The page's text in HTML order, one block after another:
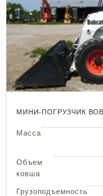
МИНИ-ПОГРУЗЧИК
Масса
Объем
ковша
Грузоподъемность